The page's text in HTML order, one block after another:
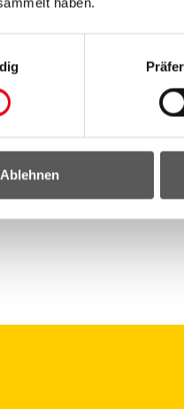
Ablehnen
- Neu-
- Bau und